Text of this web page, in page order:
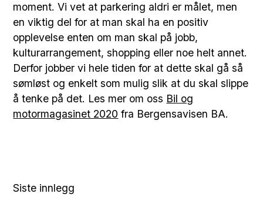
moment. Vi vet at parkering aldri er målet, men
en viktig del for at man skal ha en positiv
opplevelse enten om man skal på jobb,
kulturarrangement, shopping eller noe helt annet.
Derfor jobber vi hele tiden for at dette skal gå så
sømløst og enkelt som mulig slik at du skal slippe
å tenke på det. Les mer om oss Bil og
motormagasinet 2020 fra Bergensavisen BA.
Siste innlegg